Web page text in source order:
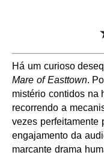
Há um curioso
Mare of Easttown.
mistério contidos na
recorrendo a
vezes perfeitamente
engajamento da
marcante drama